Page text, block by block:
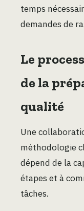
temps
demandes de
Le
de la
qualité
Une
méthodologie
dépend de la
étapes et à
tâches.